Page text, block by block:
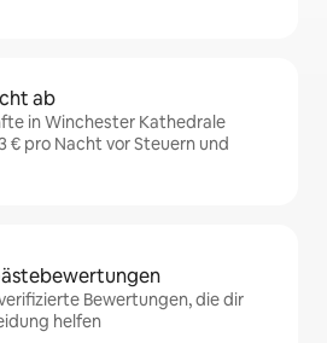
ab
in Winchester Kathedrale
€ pro Nacht vor Steuern und
Bewertungen, die dir
helfen